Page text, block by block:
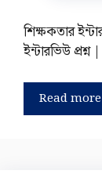
শিক্ষকতার
ইন্টারভিউ প্রশ্ন
Read more